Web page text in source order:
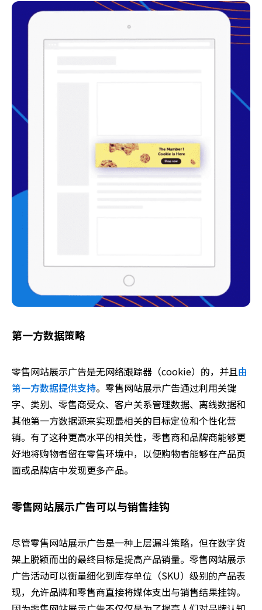
第一方数据策略
零售网站展示广告是无网络跟踪器（cookie）的，并且由
第一方数据提供支持。零售网站展示广告通过利用关键
字、类别、零售商受众、客户关系管理数据、离线数据和
其他第一方数据源来实现最相关的目标定位和个性化营
销。有了这种更高水平的相关性，零售商和品牌商能够更
好地将购物者留在零售环境中，以便购物者能够在产品页
面或品牌店中发现更多产品。
零售网站展示广告可以与销售挂钩
尽管零售网站展示广告是一种上层漏斗策略，但在数字货
架上脱颖而出的最终目标是提高产品销量。零售网站展示
广告活动可以衡量细化到库存单位（SKU）级别的产品表
现，允许品牌和零售商直接将媒体支出与销售结果挂钩。